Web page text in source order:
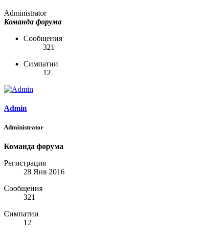
Administrator
Команда форума
Сообщения
321
Симпатии
12
Admin
Administrator
Команда форума
Регистрация
28 Янв 2016
Сообщения
321
Симпатии
12